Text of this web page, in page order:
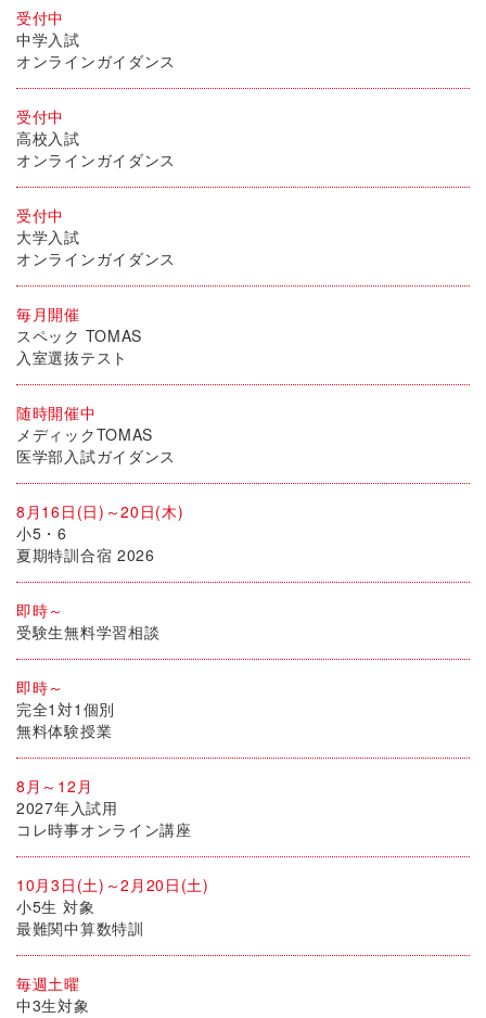
受付中
中学入試
オンラインガイダンス
受付中
高校入試
オンラインガイダンス
受付中
大学入試
オンラインガイダンス
毎月開催
スペック TOMAS
入室選抜テスト
随時開催中
メディックTOMAS
医学部入試ガイダンス
8月16日(日)～20日(木)
小5・6
夏期特訓合宿 2026
即時～
受験生無料学習相談
即時～
完全1対1個別
無料体験授業
8月～12月
2027年入試用
コレ時事オンライン講座
10月3日(土)～2月20日(土)
小5生 対象
最難関中算数特訓
毎週土曜
中3生対象